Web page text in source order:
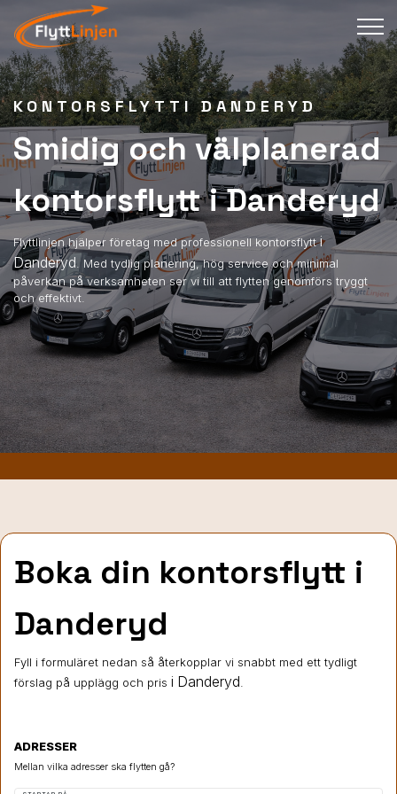
KONTORSFLYTTI DANDERYD
Smidig och välplanerad
kontorsflytt i Danderyd
Flyttlinjen hjälper företag med professionell kontorsflytti
Danderyd . Med tydlig planering, hög service och minimal
påverkan på verksamheten ser vi till att flytten genomförs tryggt
och effektivt.
Boka din kontorsflytt i
Danderyd
Fyll i formuläret nedan så återkopplar vi snabbt med ett tydligt
förslag på upplägg och pris i Danderyd
ADRESSER
Mellan vilka adresser ska flytten gå?